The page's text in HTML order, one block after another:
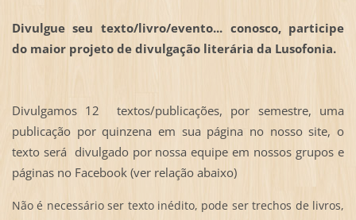
Divulgue seu texto/livro/evento... conosco, participe
do maior projeto de divulgação literária da Lusofonia.
Divulgamos 12 textos/publicações, por semestre, uma
publicação por quinzena em sua página no nosso site, o
texto será divulgado por nossa equipe em nossos grupos e
páginas no Facebook (ver relação abaixo)
Não é necessário ser texto inédito, pode ser trechos de livros,